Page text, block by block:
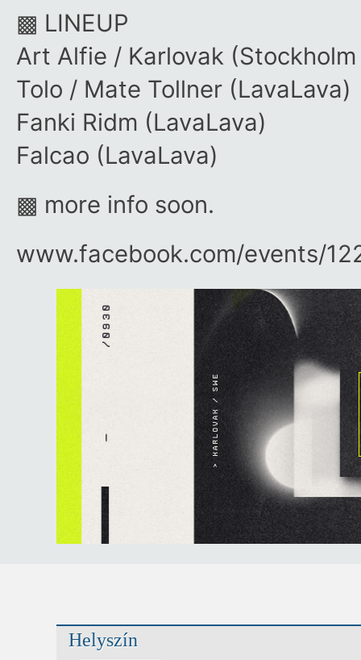
▩ LINEUP
Art Alfie / Karlovak (Stockholm
Tolo / Mate Tollner (LavaLava)
Fanki Ridm (LavaLava)
Falcao (LavaLava)
▩ more info soon.
www.facebook.com/​events/​
Helyszín